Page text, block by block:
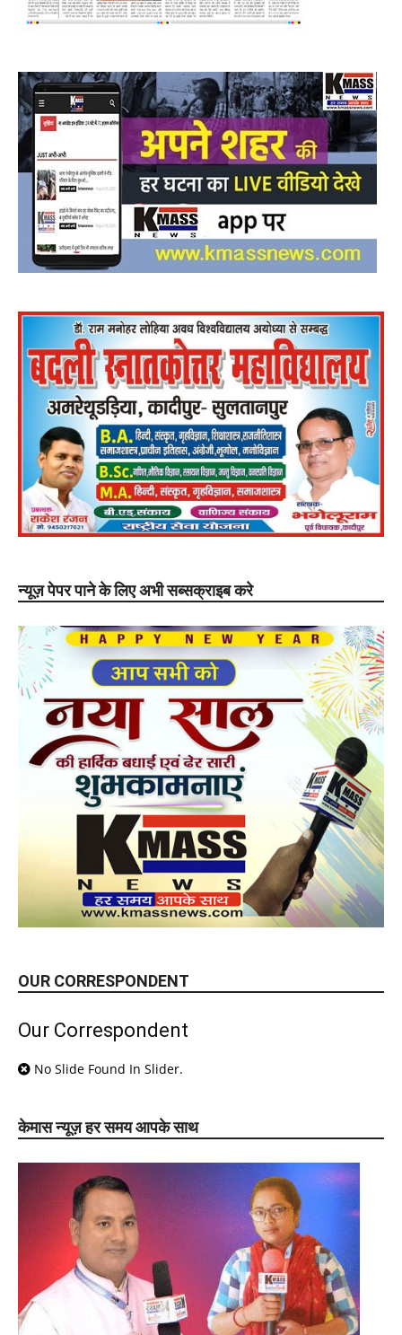
न्यूज़ पेपर पाने के लिए अभी सब्सक्राइब करे
OUR CORRESPONDENT
Our Correspondent
No Slide Found In Slider.
केमास न्यूज़ हर समय आपके साथ